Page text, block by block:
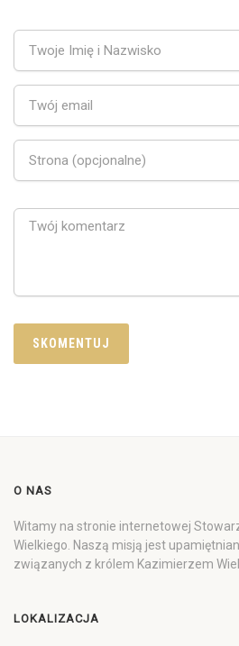
O NAS
Witamy na stronie internetowej
Wielkiego. Naszą misją jest
związanych z królem Kazimierzem
LOKALIZACJA